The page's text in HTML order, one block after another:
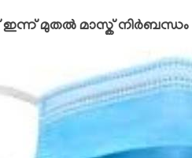
മുതല്‍ മാസ്ക് നിര്‍ബന്ധം